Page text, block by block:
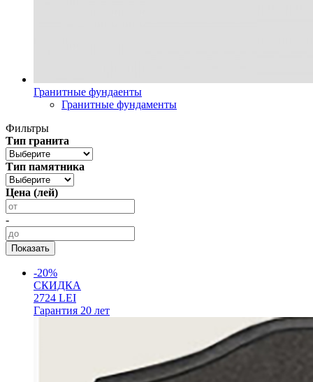
Гранитные фундаенты
Гранитные фундаменты
Фильтры
Тип гранита
Тип памятника
Цена (лей)
-
-20%
СКИДКА
2724 LEI
Гарантия 20 лет